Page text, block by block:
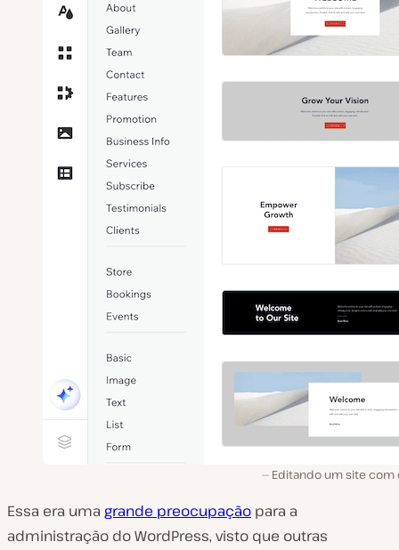
Editando um site com
Essa era uma grande preocupação para a
administração do WordPress, visto que outras